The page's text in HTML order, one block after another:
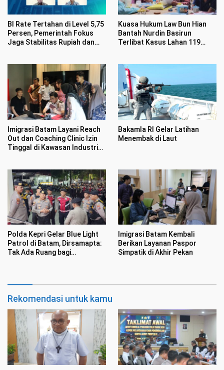
BI Rate Tertahan di Level 5,75
Persen, Pemerintah Fokus
Jaga Stabilitas Rupiah dan
Kuasa Hukum Law Bun Hian
Bantah Nurdin Basirun
Terlibat Kasus Lahan 119
Imigrasi Batam Layani Reach
Out dan Coaching Clinic Izin
Tinggal di Kawasan Industri
Bakamla RI Gelar Latihan
Menembak di Laut
Polda Kepri Gelar Blue Light
Patrol di Batam, Dirsamapta:
Tak Ada Ruang bagi
Imigrasi Batam Kembali
Berikan Layanan Paspor
Simpatik di Akhir Pekan
Rekomendasi untuk kamu